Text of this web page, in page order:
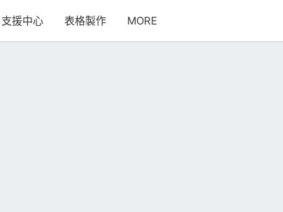
支援中心 表格製作 MORE